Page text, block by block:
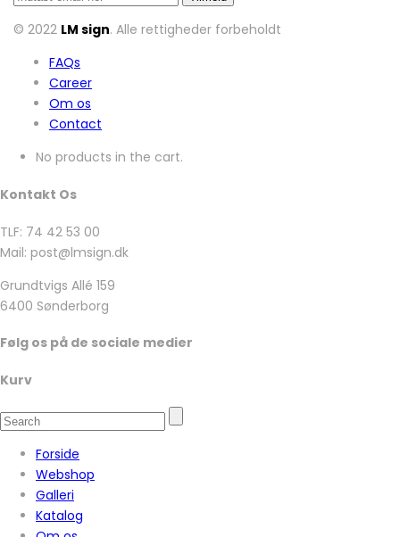
© 2022 LM sign. Alle rettigheder forbeholdt
FAQs
Career
Om os
Contact
No products in the cart.
Kontakt Os
TLF: 74 42 53 00
Mail: post@lmsign.dk
Grundtvigs Allé 159
6400 Sønderborg
Følg os på de sociale medier
Kurv
Forside
Webshop
Galleri
Katalog